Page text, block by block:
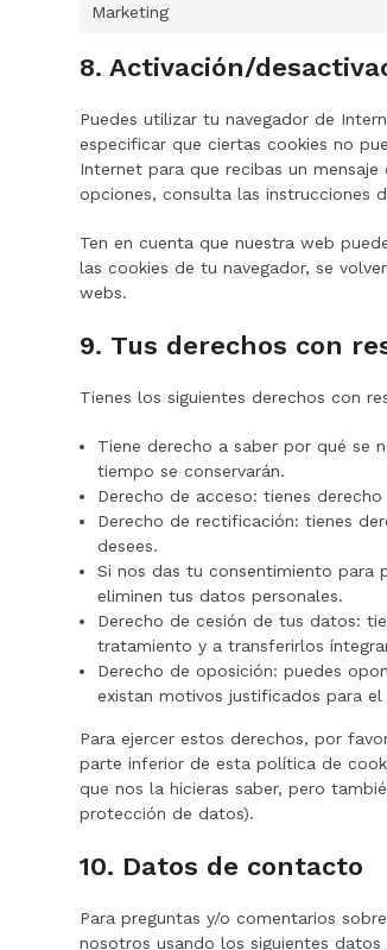
Marketing
8. Activación/
Puedes utilizar tu navegador de
especificar que ciertas cookies no
Internet para que recibas un
opciones, consulta las instrucciones
Ten en cuenta que nuestra web
las cookies de tu navegador, se
webs.
9. Tus derechos con
Tienes los siguientes derechos con
Tiene derecho a saber por qué se
tiempo se conservarán.
Derecho de acceso: tienes
Derecho de rectificación: tienes
desees.
Si nos das tu consentimiento para
eliminen tus datos personales.
Derecho de cesión de tus datos:
tratamiento y a transferirlos
Derecho de oposición: puedes
existan motivos justificados para el
Para ejercer estos derechos, por
parte inferior de esta política de
que nos la hicieras saber, pero
protección de datos).
10. Datos de contacto
Para preguntas y/o comentarios
nosotros usando los siguientes